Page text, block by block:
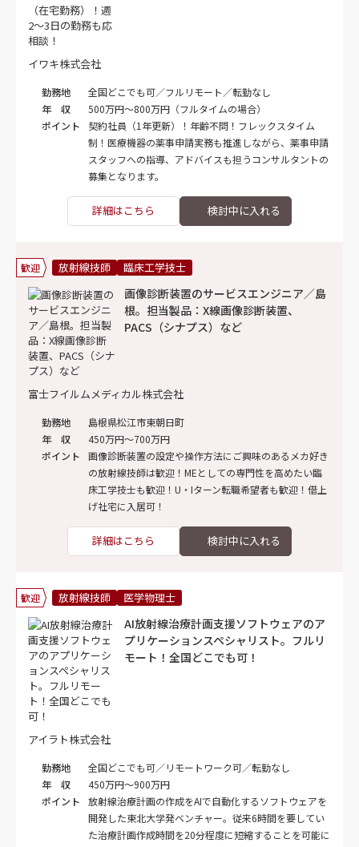
イワキ株式会社
勤務地
全国どこでも可／フルリモート／転勤なし
年 収
500万円～800万円（フルタイムの場合）
ポイント
契約社員（1年更新）！年齢不問！フレックスタイム
制！医療機器の薬事申請実務も推進しながら、薬事申請
スタッフへの指導、アドバイスも担うコンサルタントの
募集となります。
詳細はこちら
歓迎 放射線技師 臨床工学技士
画像診断装置のサービスエンジニア／島
根。担当製品：X線画像診断装置、
PACS（シナプス）など
富士フイルムメディカル株式会社
勤務地
島根県松江市東朝日町
年 収
450万円～700万円
ポイント
画像診断装置の設定や操作方法にご興味のあるメカ好き
の放射線技師は歓迎！MEとしての専門性を高めたい臨
床工学技士も歓迎！U・Iターン転職希望者も歓迎！借上
げ社宅に入居可！
詳細はこちら
歓迎 放射線技師 医学物理士
AI放射線治療計画支援ソフトウェアのア
プリケーションスペシャリスト。フルリ
モート！全国どこでも可！
アイラト株式会社
勤務地
全国どこでも可／リモートワーク可／転勤なし
年 収
450万円～900万円
ポイント
放射線治療計画の作成をAIで自動化するソフトウェアを
開発した東北大学発ベンチャー。従来6時間を要してい
た治療計画作成時間を20分程度に短縮することを可能に